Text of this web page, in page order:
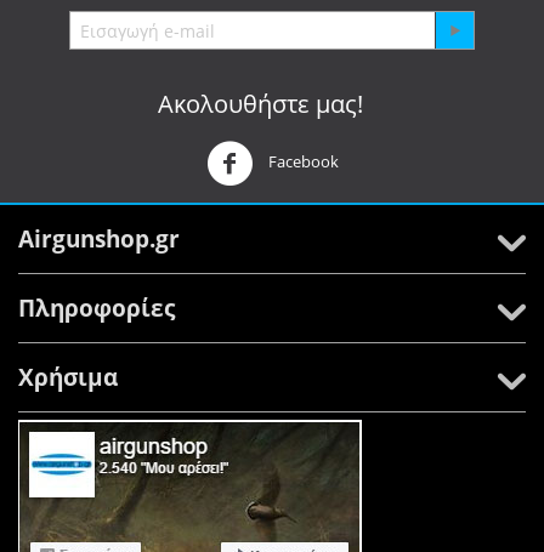
Ακολουθήστε μας!
Facebook
Airgunshop.gr
Πληροφορίες
Χρήσιμα